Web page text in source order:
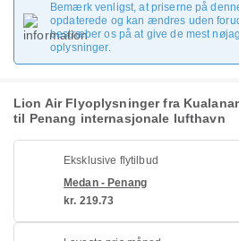
Bemærk venligst, at priserne på
opdaterede og kan ændres uden
bestræber os på at give de mest
oplysninger.
Lion Air Flyoplysninger fra
til Penang internasjonale lufthavn
Eksklusive flytilbud
Medan - Penang
kr. 219.73